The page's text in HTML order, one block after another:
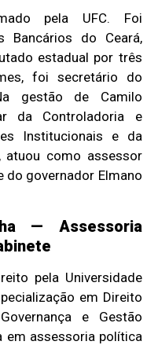
pela UFC. Foi
Bancários do Ceará,
estadual por três
foi secretário do
gestão de Camilo
da Controladoria e
Institucionais e da
atuou como assessor
do governador Elmano
— Assessoria
pela Universidade
em Direito
e Gestão
em assessoria política